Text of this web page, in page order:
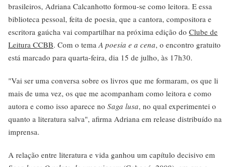
brasileiros, Adriana Calcanhotto formou-se como leitora. E essa
biblioteca pessoal, feita de poesia, que a cantora, compositora e
escritora gaúcha vai compartilhar na próxima edição do Clube de
Leitura CCBB. Com o temaA poesia e a cena, o encontro gratuito
está marcado para quarta-feira, dia 15 de julho, às 17h30.
"Vai ser uma conversa sobre os livros que me formaram, os que li
mais de uma vez, os que me acompanham como leitora e como
autora e como isso aparece no Saga lusa, no qual experimentei o
quanto a literatura salva", afirma Adriana em release distribuído na
imprensa.
A relação entre literatura e vida ganhou um capítulo decisivo em